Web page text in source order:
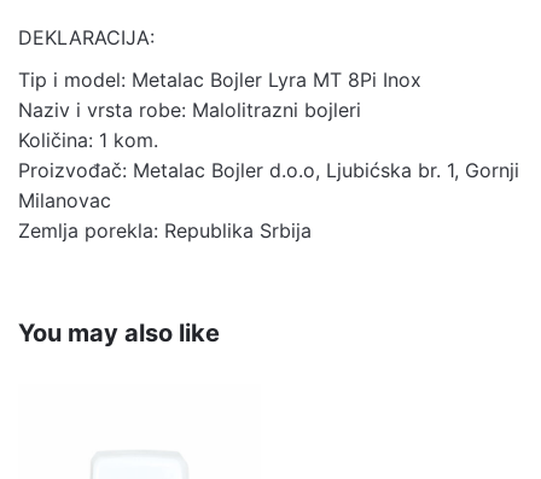
DEKLARACIJA:
Tip i model: Metalac Bojler Lyra MT 8Pi Inox
Naziv i vrsta robe: Malolitrazni bojleri
Količina: 1 kom.
Proizvođač: Metalac Bojler d.o.o, Ljubićska br. 1, Gornji
Milanovac
Zemlja porekla: Republika Srbija
You may also like